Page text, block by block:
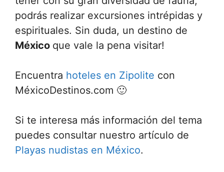
podrás realizar excursiones intrépidas y
espirituales. Sin duda, un destino de
México que vale la pena visitar!
Encuentra hoteles en Zipolite con
MéxicoDestinos.com 🙂
Si te interesa más información del tema
puedes consultar nuestro artículo de
Playas nudistas en México.